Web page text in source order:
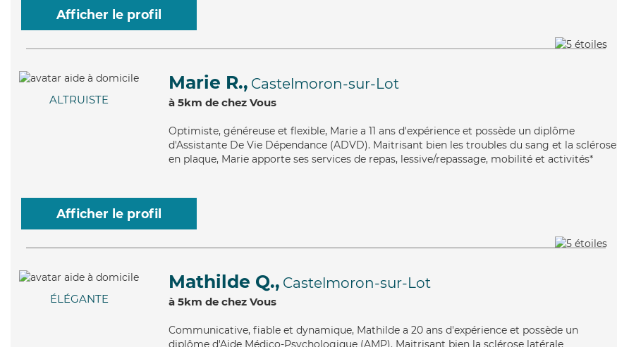
Afficher le profil
ALTRUISTE
Marie R., Castelmoron-sur-Lot
à 5km de chez Vous
Optimiste, généreuse et flexible, Marie a 11 ans d'expérience et possède un diplôme
d'Assistante De Vie Dépendance (ADVD). Maitrisant bien les troubles du sang et la sclérose
en plaque, Marie apporte ses services de repas, lessive/repassage, mobilité et activités*
Afficher le profil
ÉLÉGANTE
Mathilde Q., Castelmoron-sur-Lot
à 5km de chez Vous
Communicative, fiable et dynamique, Mathilde a 20 ans d'expérience et possède un
diplôme d'Aide Médico-Psychologique (AMP). Maitrisant bien la sclérose latérale